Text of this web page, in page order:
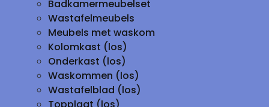
Badkamermeubelset
Wastafelmeubels
Meubels met waskom
Kolomkast (los)
Onderkast (los)
Waskommen (los)
Wastafelblad (los)
Topplaat (los)